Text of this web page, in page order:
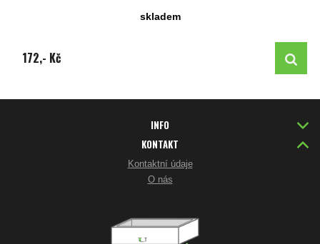
skladem
172,- Kč
INFO
KONTAKT
Kontaktní údaje
O nás